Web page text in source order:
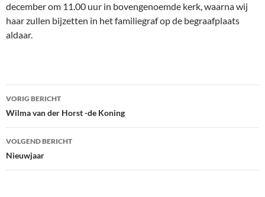
december om 11.00 uur in bovengenoemde kerk, waarna wij
haar zullen bijzetten in het familiegraf op de begraafplaats
aldaar.
Bericht
navigatie
VORIG BERICHT
Wilma van der Horst -de Koning
VOLGEND BERICHT
Nieuwjaar